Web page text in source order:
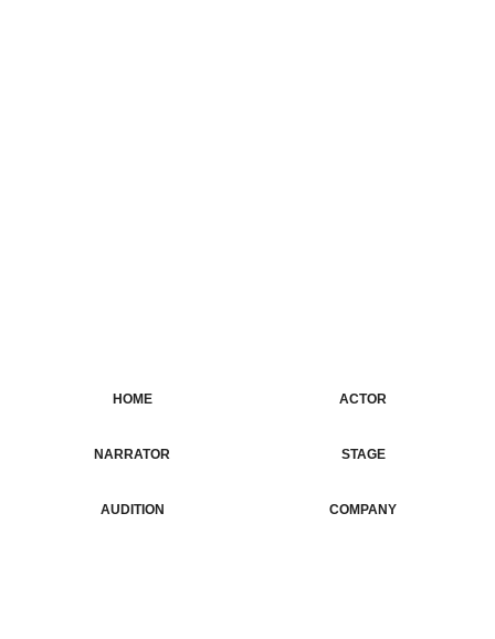
HOME
ホーム
ACTOR
俳優・タレント
NARRATOR
ナレーター
STAGE
公演情報
AUDITION COMPANY